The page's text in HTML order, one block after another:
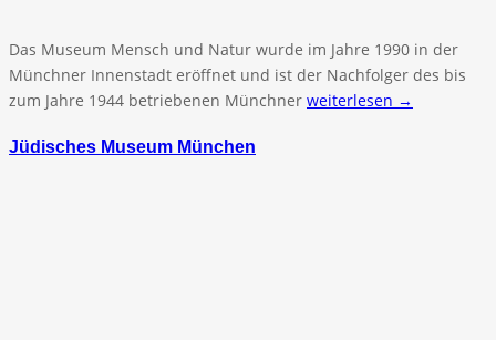
Das Museum Mensch und Natur wurde im Jahre 1990 in der
Münchner Innenstadt eröffnet und ist der Nachfolger des bis
zum Jahre 1944 betriebenen Münchner weiterlesen →
Jüdisches Museum München